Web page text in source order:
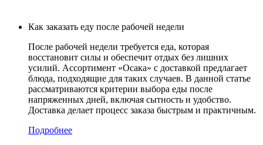
Как заказать еду после рабочей недели
После рабочей недели требуется еда, которая
восстановит силы и обеспечит отдых без лишних
усилий. Ассортимент «Осака» с доставкой предлагает
блюда, подходящие для таких случаев. В данной статье
рассматриваются критерии выбора еды после
напряженных дней, включая сытность и удобство.
Доставка делает процесс заказа быстрым и практичным.
Подробнее